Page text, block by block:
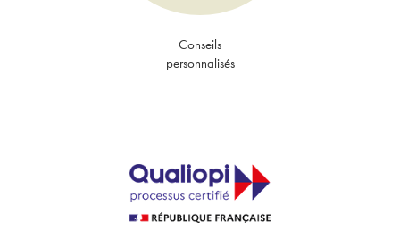
Conseils
personnalisés